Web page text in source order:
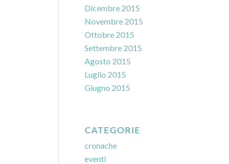
Dicembre 2015
Novembre 2015
Ottobre 2015
Settembre 2015
Agosto 2015
Luglio 2015
Giugno 2015
CATEGORIE
cronache
eventi